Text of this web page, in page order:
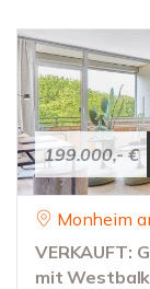
199.000,- €
Monheim
VERKAUFT:
mit